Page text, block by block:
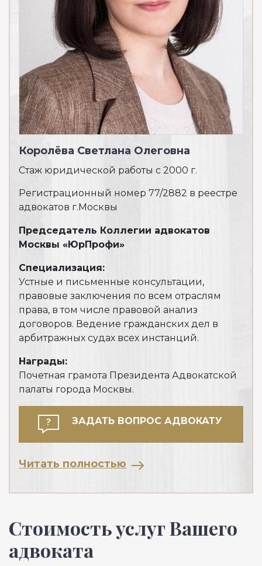
Королёва Светлана Олеговна
Стаж юридической работы с 2000 г.
Регистрационный номер 77/2882 в реестре
адвокатов г.Москвы
Председатель Коллегии адвокатов
Москвы «ЮрПрофи»
Специализация:
Устные и письменные консультации,
правовые заключения по всем отраслям
права, в том числе правовой анализ
договоров. Ведение гражданских дел в
арбитражных судах всех инстанций.
Награды:
Почетная грамота Президента Адвокатской
палаты города Москвы.
ЗАДАТЬ ВОПРОС АДВОКАТУ
Читать полностью
Стоимость услуг Вашего
адвоката